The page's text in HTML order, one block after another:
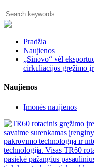
Pradžia
Naujienos
„Sinovo“ vėl
cirkuliacijos gręžimo
Naujienos
Įmonės naujienos